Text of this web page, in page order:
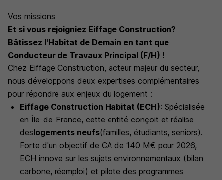
Vos missions
Et si vous rejoigniez Eiffage Construction?
Bâtissez l'Habitat de Demain en tant que
Conducteur de Travaux Principal (F/H) !
Chez Eiffage Construction, acteur majeur du secteur,
nous développons deux expertises complémentaires
pour répondre aux enjeux du logement :
Eiffage Construction Habitat (ECH): Spécialisée
en Île-de-France, cette entité conçoit et réalise
deslogements neufs(familles, étudiants, seniors).
Forte d'un objectif de CA de 140 M€ pour 2026,
ECH innove sur les sujets environnementaux (bilan
carbone, réemploi) et pilote des programmes